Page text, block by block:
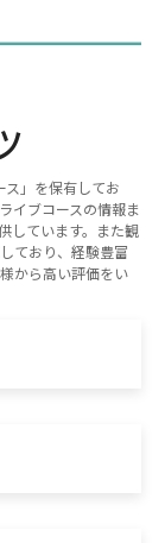
」を保有してお
イブコースの情報ま
しています。また観
ており、経験豊富
から高い評価をい